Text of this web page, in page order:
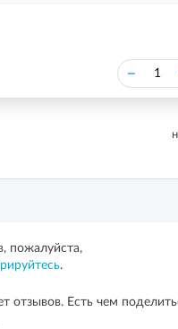
–
пожалуйста,
.
отзывов. Есть чем